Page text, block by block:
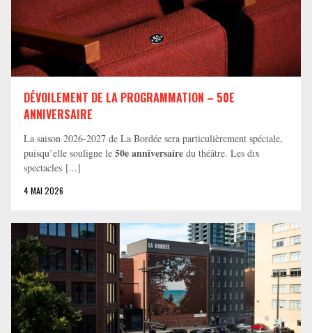
DÉVOILEMENT DE LA PROGRAMMATION – 50E
ANNIVERSAIRE
La saison 2026-2027 de La Bordée sera particulièrement spéciale,
puisqu’elle souligne le 50e anniversaire du théâtre. Les dix
spectacles [...]
4 MAI 2026